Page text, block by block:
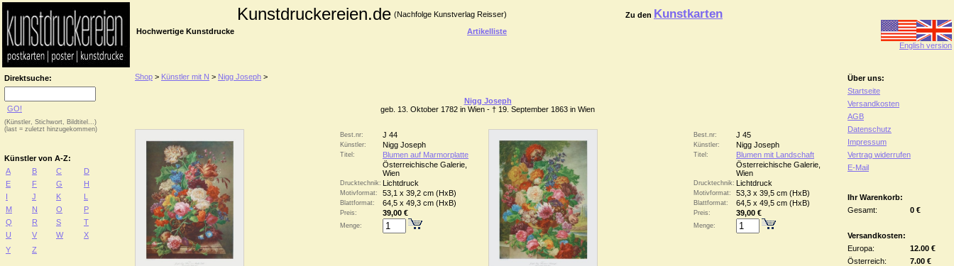
Kunstdruckereien.de (Nachfolge Kunstverlag Reisser) Zu den Kunstkarten
Hochwertige Kunstdrucke
Artikelliste
English version
Direktsuche:
GO!
(Künstler, Stichwort, Bildtitel...)
(last = zuletzt hinzugekommen)
Künstler von A-Z:
A
B C
D
E
F G
H
I
J K
L
M
N O
P
Q
R S
T
U
V W
X
Y
Z
Shop > Künstler mit N > Nigg Joseph >
Nigg Joseph
geb. 13. Oktober 1782 in Wien - † 19. September 1863 in Wien
Best.nr: J 44
Künstler: Nigg Joseph
Titel:
Blumen auf Marmorplatte
Österreichische Galerie,
Wien
Drucktechnik: Lichtdruck
Motivformat: 53,1 x 39,2 cm (HxB)
Blattformat: 64,5 x 49,3 cm (HxB)
Preis: 39,00 €
Menge:
Best.nr: J 45
Künstler: Nigg Joseph
Titel:
Blumen mit Landschaft
Österreichische Galerie,
Wien
Drucktechnik: Lichtdruck
Motivformat: 53,3 x 39,5 cm (HxB)
Blattformat: 64,5 x 49,5 cm (HxB)
Preis: 39,00 €
Menge:
Über uns:
Startseite
Versandkosten
AGB
Datenschutz
Impressum
Vertrag widerrufen
E-Mail
Ihr Warenkorb:
Gesamt:
0 €
Versandkosten:
Europa:
12.00 €
Österreich:
7.00 €